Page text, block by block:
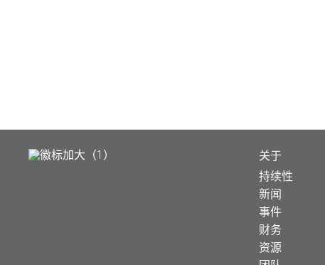
关于
持续性
新闻
事件
财务
资源